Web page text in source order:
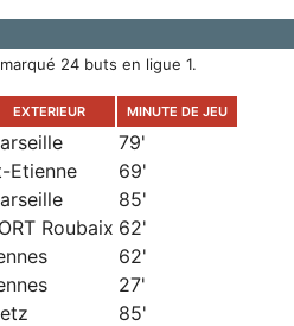
24 buts en ligue 1.
EXTERIEUR MINUTE DE JEU
79'
Etienne
69'
85'
Roubaix 62'
62'
27'
85'